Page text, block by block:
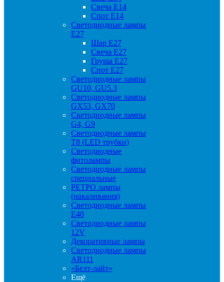
Свеча Е14
Спот Е14
Светодиодные лампы
Е27
Шар Е27
Свеча Е27
Груша Е27
Спот Е27
Светодиодные лампы
GU10, GU5.3
Светодиодные лампы
GX53, GX70
Светодиодные лампы
G4, G9
Светодиодные лампы
Т8 (LED трубки)
Светодиодные
фитолампы
Светодиодные лампы
специальные
РЕТРО лампы
(накаливания)
Светодиодные лампы
E40
Светодиодные лампы
12V
Декоративные лампы
Светодиодные лампы
AR111
«Белт-лайт»
Ещё